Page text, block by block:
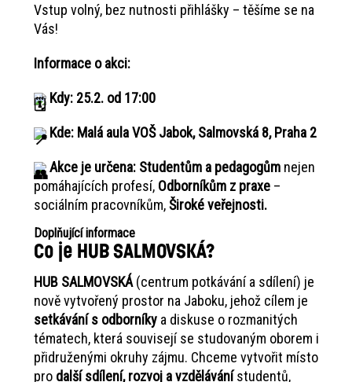
Vstup volný, bez nutnosti přihlášky – těšíme se na
Vás!
Informace o akci:
Kdy: 25.2. od 17:00
Kde: Malá aula VOŠ Jabok, Salmovská 8, Praha 2
Akce je určena: Studentům a pedagogůmnejen
pomáhajících profesí, Odborníkům z praxe–
sociálním pracovníkům,Široké veřejnosti.
Doplňující informace
Co je HUB SALMOVSKÁ?
HUB SALMOVSKÁ(centrum potkávání a sdílení) je
nově vytvořený prostor na Jaboku, jehož cílem je
setkávání s odborníkya diskuse o rozmanitých
tématech, která souvisejí se studovaným oborem i
přidruženými okruhy zájmu. Chceme vytvořit místo
pro další sdílení, rozvoj a vzdělávánístudentů,